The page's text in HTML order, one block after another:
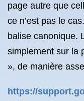
page autre que
ce n’est pas le
balise canonique.
simplement sur la
», de manière
https://